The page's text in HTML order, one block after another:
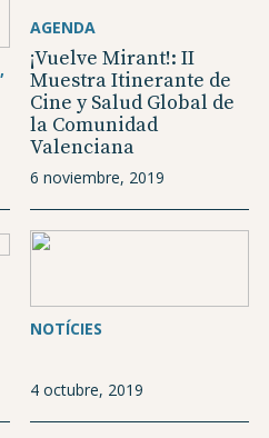
AGENDA
¡Vuelve Mirant!: II
Muestra Itinerante de
Cine y Salud Global de
la Comunidad
Valenciana
6 noviembre, 2019
NOTÍCIES
4 octubre, 2019